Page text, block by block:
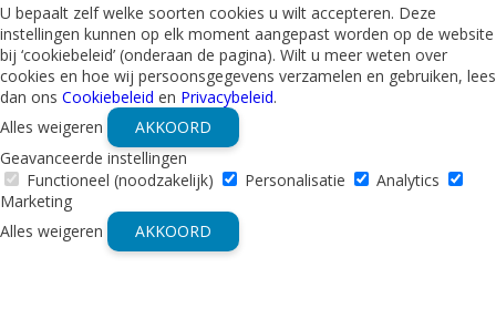
U bepaalt zelf welke soorten cookies u wilt accepteren. Deze
instellingen kunnen op elk moment aangepast worden op de website
bij ‘cookiebeleid’ (onderaan de pagina). Wilt u meer weten over
cookies en hoe wij persoonsgegevens verzamelen en gebruiken, lees
dan ons Cookiebeleid en Privacybeleid.
Alles weigeren
AKKOORD
Geavanceerde instellingen
Functioneel (noodzakelijk)
Personalisatie
Analytics
Marketing
Alles weigeren
AKKOORD